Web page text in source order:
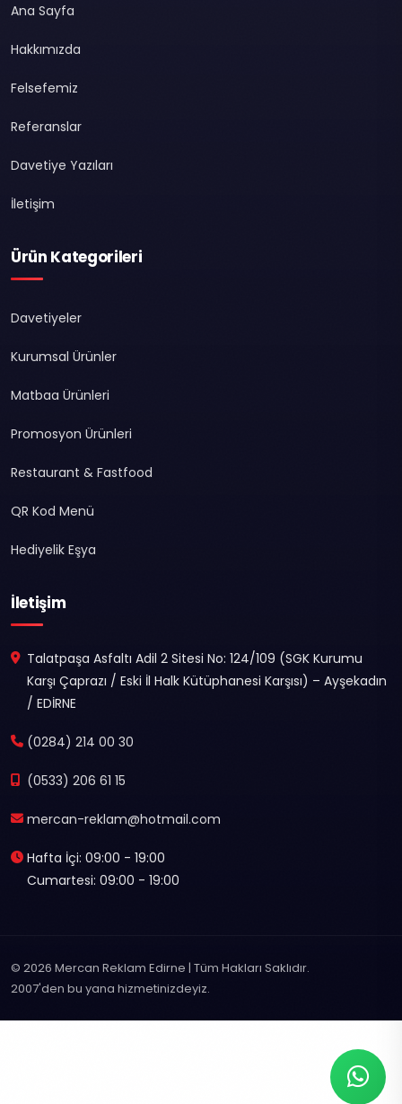
Ana Sayfa
Hakkımızda
Felsefemiz
Referanslar
Davetiye Yazıları
İletişim
Ürün Kategorileri
Davetiyeler
Kurumsal Ürünler
Matbaa Ürünleri
Promosyon Ürünleri
Restaurant & Fastfood
QR Kod Menü
Hediyelik Eşya
İletişim
Talatpaşa Asfaltı Adil 2 Sitesi No: 124/109 (SGK Kurumu
Karşı Çaprazı / Eski İl Halk Kütüphanesi Karşısı) – Ayşekadın
/ EDİRNE
(0284) 214 00 30
(0533) 206 61 15
mercan-reklam@hotmail.com
Hafta İçi: 09:00 - 19:00
Cumartesi: 09:00 - 19:00
© 2026 Mercan Reklam Edirne | Tüm Hakları Saklıdır.
2007'den bu yana hizmetinizdeyiz.